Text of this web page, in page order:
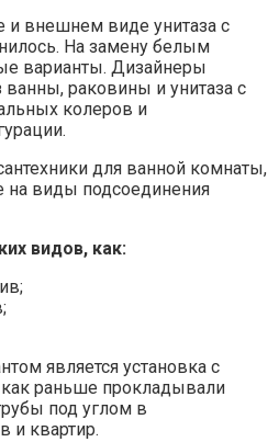
внешнем виде унитаза с
На замену белым
варианты. Дизайнеры
раковины и унитаза с
колеров и
для ванной комнаты,
на виды подсоединения
видов, как:
является установка с
раньше прокладывали
под углом в
и квартир.